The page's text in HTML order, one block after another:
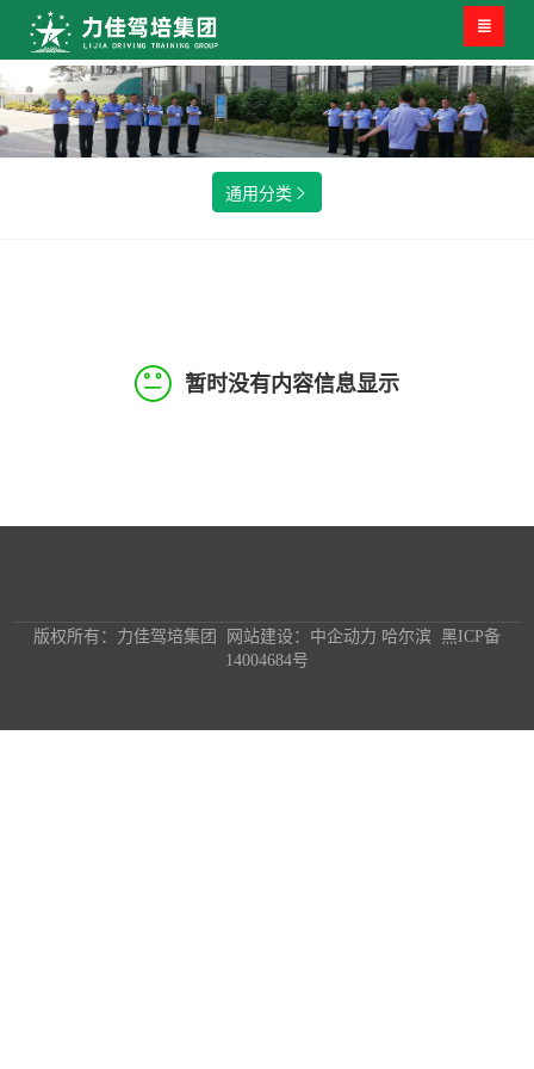

通用分类 
暂时没有内容信息显示
版权所有：力佳驾培集团 网站建设：中企动力 哈尔滨 黑ICP备
14004684号